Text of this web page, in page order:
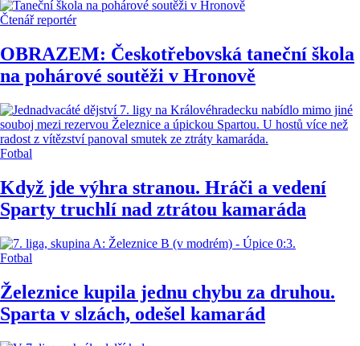
Čtenář reportér
OBRAZEM: Českotřebovská taneční škola
na pohárové soutěži v Hronově
Fotbal
Když jde výhra stranou. Hráči a vedení
Sparty truchlí nad ztrátou kamaráda
Fotbal
Železnice kupila jednu chybu za druhou.
Sparta v slzách, odešel kamarád